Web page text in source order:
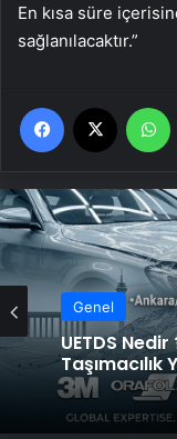
En kısa süre
sağlanılacaktır.”
Facebook
Genel
UETDS
Taşımacılık